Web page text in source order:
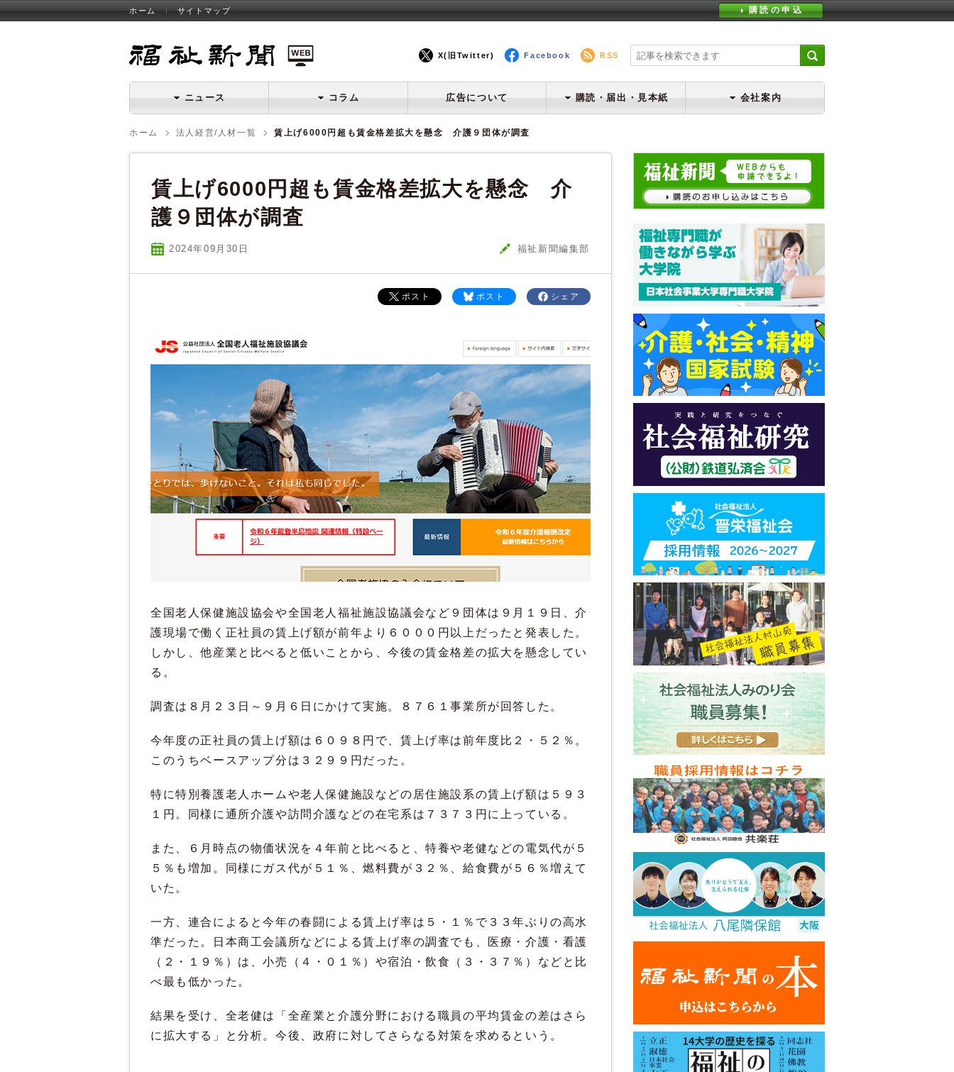
ホーム サイトマップ 購読の申込
X(旧Twitter) Facebook RSS
ニュース コラム 広告について 購読・届出・見本紙 会社案内
ホーム 法人経営/人材一覧 賃上げ6000円超も賃金格差拡大を懸念 介護９団体が調査
賃上げ6000円超も賃金格差拡大を懸念 介
護９団体が調査
2024年09 月 30 日 福祉新聞編集部
シェア
ポスト
ポスト
全国老人保健施設協会や全国老人福祉施設協議会など９団体は９月１９日、介
護現場で働く正社員の賃上げ額が前年より６０００円以上だったと発表した。
しかし、他産業と比べると低いことから、今後の賃金格差の拡大を懸念してい
る。
調査は８月２３日～９月６日にかけて実施。８７６１事業所が回答した。
今年度の正社員の賃上げ額は６０９８円で、賃上げ率は前年度比２・５２％。
このうちベースアップ分は３２９９円だった。
特に特別養護老人ホームや老人保健施設などの居住施設系の賃上げ額は５９３
１円。同様に通所介護や訪問介護などの在宅系は７３７３円に上っている。
また、６月時点の物価状況を４年前と比べると、特養や老健などの電気代が５
５％も増加。同様にガス代が５１％、燃料費が３２％、給食費が５６％増えて
いた。
一方、連合によると今年の春闘による賃上げ率は５・１％で３３年ぶりの高水
準だった。日本商工会議所などによる賃上げ率の調査でも、医療・介護・看護
（２・１９％）は、小売（４・０１％）や宿泊・飲食（３・３７％）などと比
べ最も低かった。
結果を受け、全老健は「全産業と介護分野における職員の平均賃金の差はさら
に拡大する」と分析。今後、政府に対してさらなる対策を求めるという。